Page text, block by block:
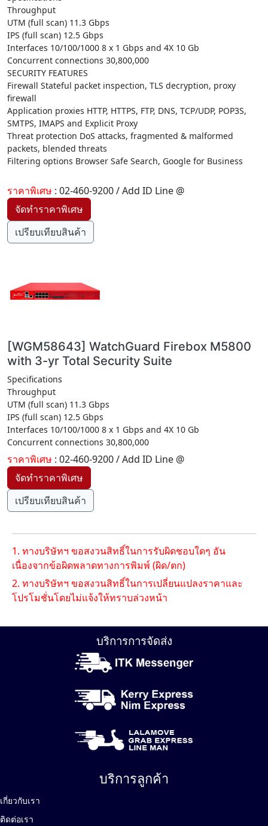
Throughput
UTM (full scan) 11.3 Gbps
IPS (full scan) 12.5 Gbps
Interfaces 10/100/1000 8 x 1 Gbps and 4X 10 Gb
Concurrent connections 30,800,000
SECURITY FEATURES
Firewall Stateful packet inspection, TLS decryption, proxy
firewall
Application proxies HTTP, HTTPS, FTP, DNS, TCP/UDP, POP3S,
SMTPS, IMAPS and Explicit Proxy
Threat protection DoS attacks, fragmented & malformed
packets, blended threats
Filtering options Browser Safe Search, Google for Business
ราคาพิเศษ : 02-460-9200 / Add ID Line @
เปรียบเทียบสินค้า
[WGM58643] WatchGuard Firebox M5800
with 3-yr Total Security Suite
Specifications
Throughput
UTM (full scan) 11.3 Gbps
IPS (full scan) 12.5 Gbps
Interfaces 10/100/1000 8 x 1 Gbps and 4X 10 Gb
Concurrent connections 30,800,000
ราคาพิเศษ : 02-460-9200 / Add ID Line @
เปรียบเทียบสินค้า
1. ทางบริษัทฯ ขอสงวนสิทธิ์ในการรับผิดชอบใดๆ อัน
เนื่องจากข้อผิดพลาดทางการพิมพ์ (ผิด/ตก)
2. ทางบริษัทฯ ขอสงวนสิทธิ์ในการเปลี่ยนแปลงราคาและ
โปรโมชั่นโดยไม่แจ้งให้ทราบล่วงหน้า
บริการการจัดส่ง
บริการลูกค้า
เกี่ยวกับเรา
ติดต่อเรา